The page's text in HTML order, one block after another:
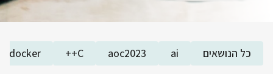
כל הנושאים ai
aoc2023
C++
docker